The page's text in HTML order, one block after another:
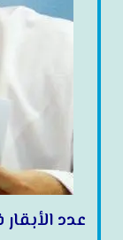
عدد